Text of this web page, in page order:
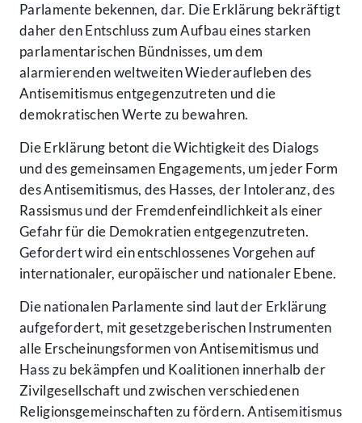
Parlamente bekennen, dar. Die Erklärung bekräftigt
daher den Entschluss zum Aufbau eines starken
parlamentarischen Bündnisses, um dem
alarmierenden weltweiten Wiederaufleben des
Antisemitismus entgegenzutreten und die
demokratischen Werte zu bewahren.
Die Erklärung betont die Wichtigkeit des Dialogs
und des gemeinsamen Engagements, um jeder Form
des Antisemitismus, des Hasses, der Intoleranz, des
Rassismus und der Fremdenfeindlichkeit als einer
Gefahr für die Demokratien entgegenzutreten.
Gefordert wird ein entschlossenes Vorgehen auf
internationaler, europäischer und nationaler Ebene.
Die nationalen Parlamente sind laut der Erklärung
aufgefordert, mit gesetzgeberischen Instrumenten
alle Erscheinungsformen von Antisemitismus und
Hass zu bekämpfen und Koalitionen innerhalb der
Zivilgesellschaft und zwischen verschiedenen
Religionsgemeinschaften zu fördern. Antisemitismus